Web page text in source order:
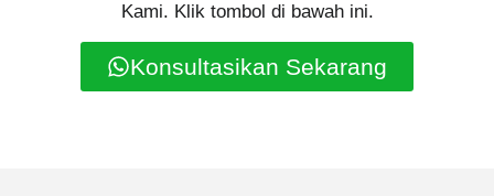
Kami. Klik tombol di bawah ini.
Konsultasikan Sekarang